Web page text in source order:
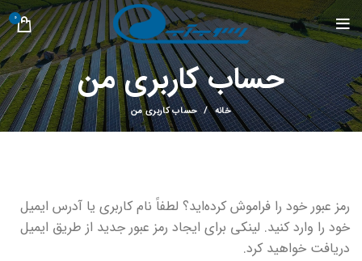
0
حساب کاربری من
خانه حساب کاربری من
رمز عبور خود را فراموش کرده‌اید؟ لطفاً نام کاربری یا آدرس ایمیل
خود را وارد کنید. لینکی برای ایجاد رمز عبور جدید از طریق ایمیل
دریافت خواهید کرد.